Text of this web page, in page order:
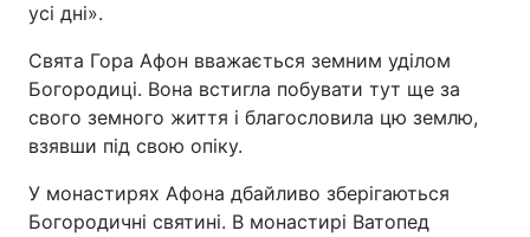
усі дні».
Свята Гора Афон вважається земним уділом
Богородиці. Вона встигла побувати тут ще за
свого земного життя і благословила цю землю,
взявши під свою опіку.
У монастирях Афона дбайливо зберігаються
Богородичні святині. В монастирі Ватопед